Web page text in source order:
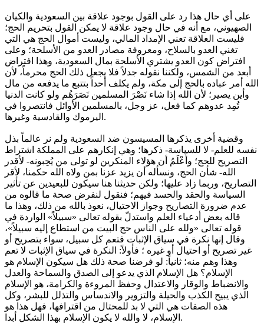
على أي حال هذا رد على القول بوجود علاقة بين السعودية والكيان
الصهيوني، مع أنه في حال وجود علاقة لا يمكن القول بتحريم الحج؛
فليست العلاقة تعني الإمداد المالي، وليست أموال الحج هي التي
تغني العدو بالسلاح، ومعروفة مصادر العدو من الأسلحة؛ وعلى
افتراض كون العدو يشتري الأسلحة بمال السعودية، وهذا افتراض
أبعد من الشمس، ولكننا نقوله جدلاً فلا يجعل ذلك الحج محرماً، لأن
الله أمر عباده بالحج إلى مكة، ولم يكلف أحداً بتتبع ما يدفعه من مال
وأين يصير؛ لأن الله إذا شاء نَصْرَ المسلمين نَصَرَهُم ولو كانت الدنيا
تُمِد عدوهم كما فعل، عز وجل، بالمسلمين الأوائل فانتصروا في
اليرموك والقادسية وغيرها.
وقضية أخرى يذكرها المسيسون ضد السعودية ولم نر عالماً بذل
نفسه للعلم- لا للسياسة- ذكرها؛ وهي إنكارهم على المملكة اشتراط
التصريح للحج؛ وأَعْلَمُ أن هؤلاء المنكرين لو تولى من يُحِبونه- لأقدر
الله- شأن الحج، ونسأله أن يزيد عزنا بمن ولاه الله حكمنا، لأقر
التصاريح، وربما زاد عليها؛ ولكن حديثنا هنا سيكون للبعيدين عن تأثير
السياسة والحقد والحسد فيهم؛ فنقول لنفرض صحة ما قالوه من
عدم ضرورة التصاريح وجواز الاحتيال، نعوذ بالله من ذلك، وهذا ما
قاله بعض أدعياء العلم واستدلّ بقوله تعالى «سبيلاً» الواردة في
قوله تعالى «ولله على الناس حج البيت من استطاع إليه سبيلاً»،
وقال إنها نكرة في سياق الإثبات فتعم كل سبيل، سواء بتصريح أو
غير تصريح أو احتيال أو غيره ؛ فأولاً: النكرة في سياق الإثبات لا تعم
وهذا وهم منه؛ ثانياً: لو فرضنا صحة ذلك هل سيكون الإسلام هو
الإسلام؟ هل الإسلام الذي يدعو إلى الصدق والسماحة والعدل
والانضباط والوقار والاعتدال وحفظ المروءة والكرامة، هو الإسلام
الذي يبيح الكذب والحيلة والتزوير والاندساس والتذلل للبشر، وكل
هذه الصفات هي التي لا بد للمحتال من اقترافها، فهل هذا هو
الإسلام، لا والله لا يكون الإسلام بهذا الشكل أبدا.